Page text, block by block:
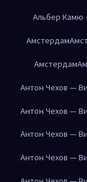
Альбер Камю
Амстердам
Амстердам
Антон Чехов —
Антон Чехов —
Антон Чехов —
Антон Чехов —